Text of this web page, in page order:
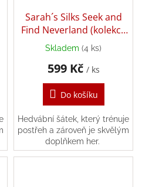
Sarah´s Silks Seek and
Find Neverland (kolekce
Peter Pan)
Skladem (4 ks)
599 Kč / ks
Do košíku
Hedvábní šátek, který trénuje
postřeh a zároveň je skvělým
doplňkem her.